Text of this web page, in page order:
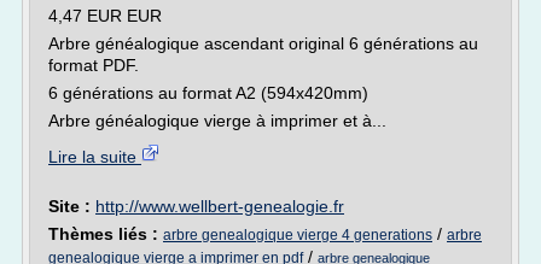
4,47 EUR EUR
Arbre généalogique ascendant original 6 générations au
format PDF.
6 générations au format A2 (594x420mm)
Arbre généalogique vierge à imprimer et à...
Lire la suite
Site : http://www.wellbert-genealogie.fr
Thèmes liés : arbre genealogique vierge 4 generations / arbre
genealogique vierge a imprimer en pdf/ arbre genealogique